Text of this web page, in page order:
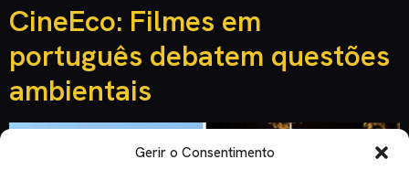
Gerir o Consentimento
CineEco: Filmes em
português debatem questões
ambientais